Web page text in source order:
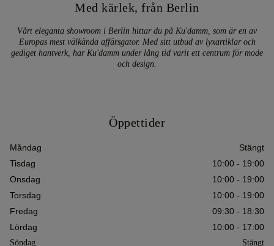
Med kärlek, från Berlin
Vårt eleganta showroom i Berlin hittar du på Ku'damm, som är en av
Europas mest välkända affärsgator. Med sitt utbud av lyxartiklar och
gediget hantverk, har Ku'damm under lång tid varit ett centrum för mode
och design.
Öppettider
Måndag
Stängt
Tisdag
10:00 - 19:00
Onsdag
10:00 - 19:00
Torsdag
10:00 - 19:00
Fredag
09:30 - 18:30
Lördag
10:00 - 17:00
Söndag Stängt